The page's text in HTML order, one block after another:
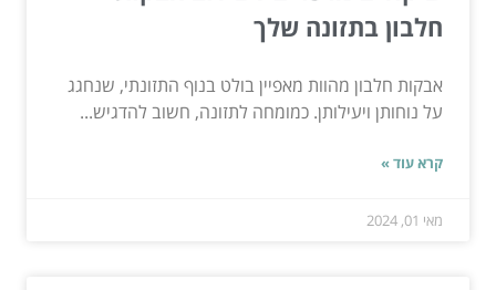
חלבון בתזונה שלך
אבקות חלבון מהוות מאפיין בולט בנוף התזונתי, שנחגג
על נוחותן ויעילותן. כמומחה לתזונה, חשוב להדגיש...
קרא עוד »
מאי 01, 2024